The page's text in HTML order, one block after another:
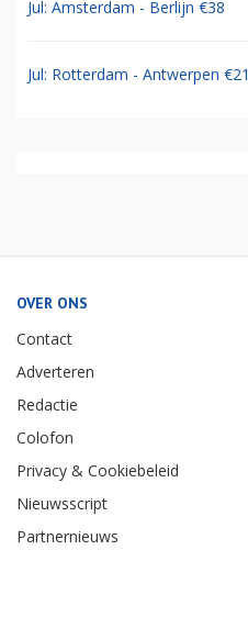
Jul: Amsterdam - Berlijn €38
Jul: Rotterdam - Antwerpen €21
OVER ONS
Contact
Adverteren
Redactie
Colofon
Privacy & Cookiebeleid
Nieuwsscript
Partnernieuws